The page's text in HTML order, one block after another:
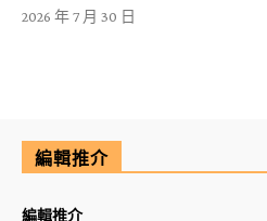
2026 年 7 月 30 日
編輯推介
編輯推介